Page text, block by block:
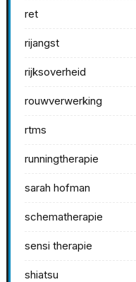
ret
rijangst
rijksoverheid
rouwverwerking
rtms
runningtherapie
sarah hofman
schematherapie
sensi therapie
shiatsu